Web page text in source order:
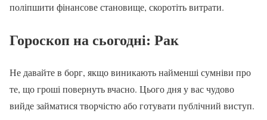
поліпшити фінансове становище, скоротіть витрати.
Гороскоп на сьогодні: Рак
Не давайте в борг, якщо виникають найменші сумніви про
те, що гроші повернуть вчасно. Цього дня у вас чудово
вийде займатися творчістю або готувати публічний виступ.